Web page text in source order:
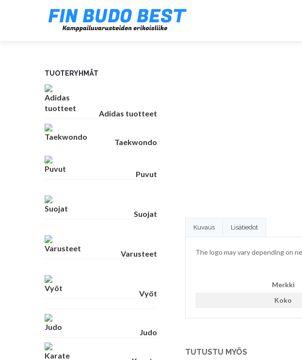
Kuvaus Lisätiedot
The logo may vary depending on
Merkki
Koko
TUTUSTU MYÖS
TUOTERYHMÄT
Adidas tuotteet
Taekwondo
Puvut
Suojat
Varusteet
Vyöt
Judo